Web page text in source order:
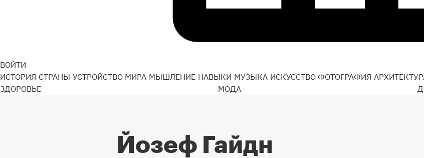
ВОЙТИ
ИСТОРИЯ СТРАНЫ УСТРОЙСТВО МИРА МЫШЛЕНИЕ НАВЫКИ МУЗЫКА ИСКУССТВО ФОТОГРАФИЯ
ЗДОРОВЬЕ
МОДА
Йозеф Гайдн